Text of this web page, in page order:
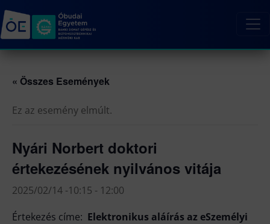
« Összes Események
Ez az esemény elmúlt.
Nyári Norbert doktori
értekezésének nyilvános vitája
2025/02/14 -10:15 - 12:00
Értekezés címe: Elektronikus aláírás az eSzemélyi